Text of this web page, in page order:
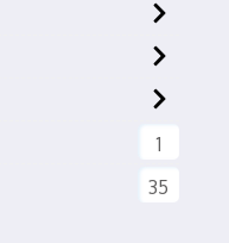
1
35